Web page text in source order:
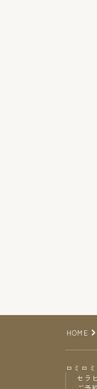
HOME
ロミロミ
セラ